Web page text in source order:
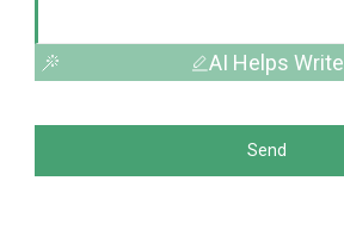
AI Helps Write
Send